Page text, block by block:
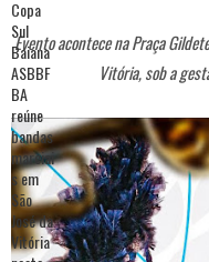
Evento acontece na Praça
Vitória, sob a